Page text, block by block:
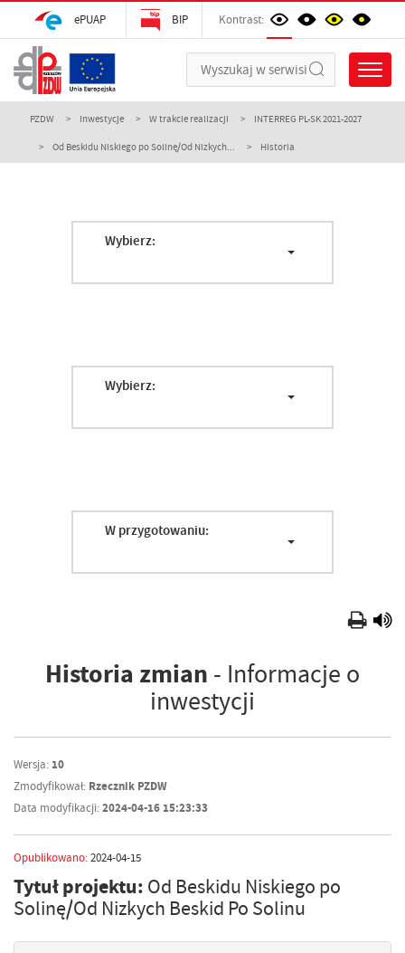
ePUAP BIP Kontrast:
PZDW Inwestycje W trakcie realizacji INTERREG PL-SK 2021-2027
Od Beskidu Niskiego po Solinę/Od Nizkych... Historia
Wybierz:
Wybierz:
W przygotowaniu:
Historia zmian - Informacje o
inwestycji
Wersja: 10
Zmodyfikował: Rzecznik PZDW
Data modyfikacji:2024-04-16 15:23:33
Opublikowano:2024-04-15
Tytuł projektu: Od Beskidu Niskiego po
Solinę/Od Nizkych Beskid Po Solinu